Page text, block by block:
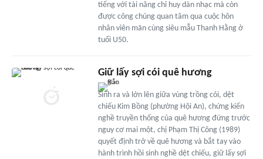
tiếng với tài năng chỉ huy dàn nhạc mà còn
được công chúng quan tâm qua cuộc hôn
nhân viên mãn cùng siêu mẫu Thanh Hằng ở
tuổi U50.
Giữ lấy sợi cói quê hương
Sinh ra và lớn lên giữa vùng trồng cói, dệt
chiếu Kim Bồng (phường Hội An), chứng kiến
nghề truyền thống của quê hương đứng trước
nguy cơ mai một, chị Phạm Thị Công (1989)
quyết định trở về quê hương và bắt tay vào
hành trình hồi sinh nghề dệt chiếu, giữ lấy sợi